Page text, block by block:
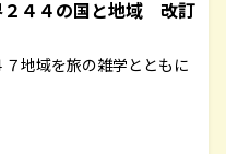
４４の国と地域 改訂
７地域を旅の雑学とともに